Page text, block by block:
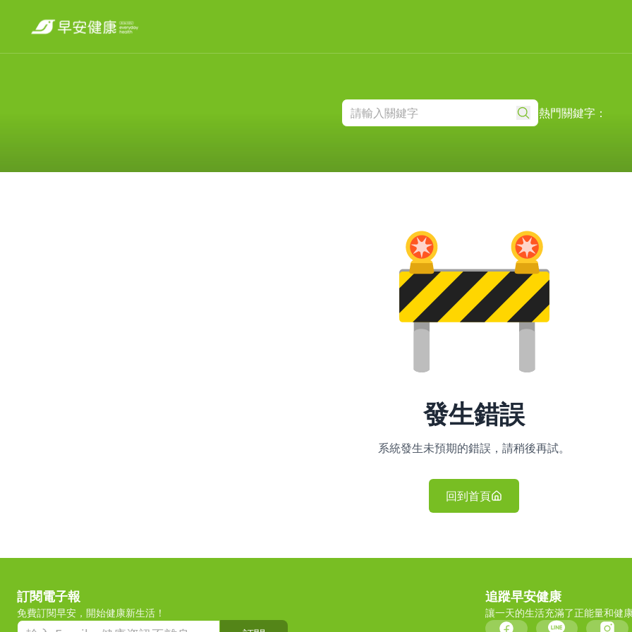
熱門關鍵字：
發生錯誤
系統發生未預期的錯誤，請稍後再試。
回到首頁
訂閱電子報
免費訂閱早安，開始健康新生活！
追蹤早安健康
讓一天的生活充滿了正能量和健